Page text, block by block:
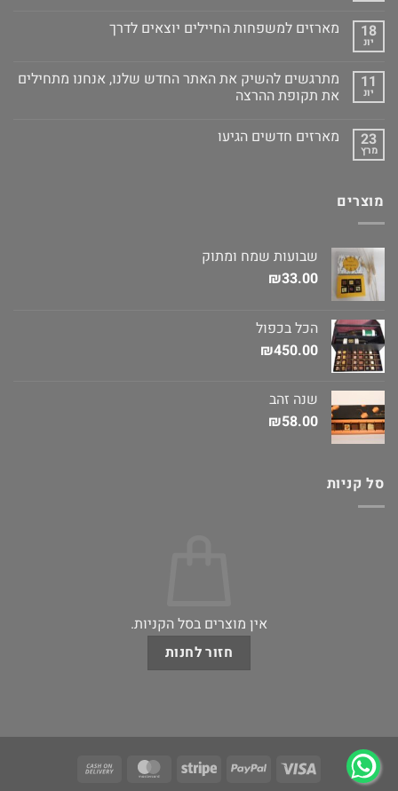
18
יונ
מארזים למשפחות החיילים יוצאים לדרך
11
יונ
מתרגשים להשיק את האתר החדש שלנו, אנחנו מתחילים
את תקופת ההרצה
23
מרץ
מארזים חדשים הגיעו
מוצרים
שבועות שמח ומתוק
₪33.00
הכל בכפול
₪450.00
שנה זהב
₪58.00
סל קניות
אין מוצרים בסל הקניות.
חזור לחנות